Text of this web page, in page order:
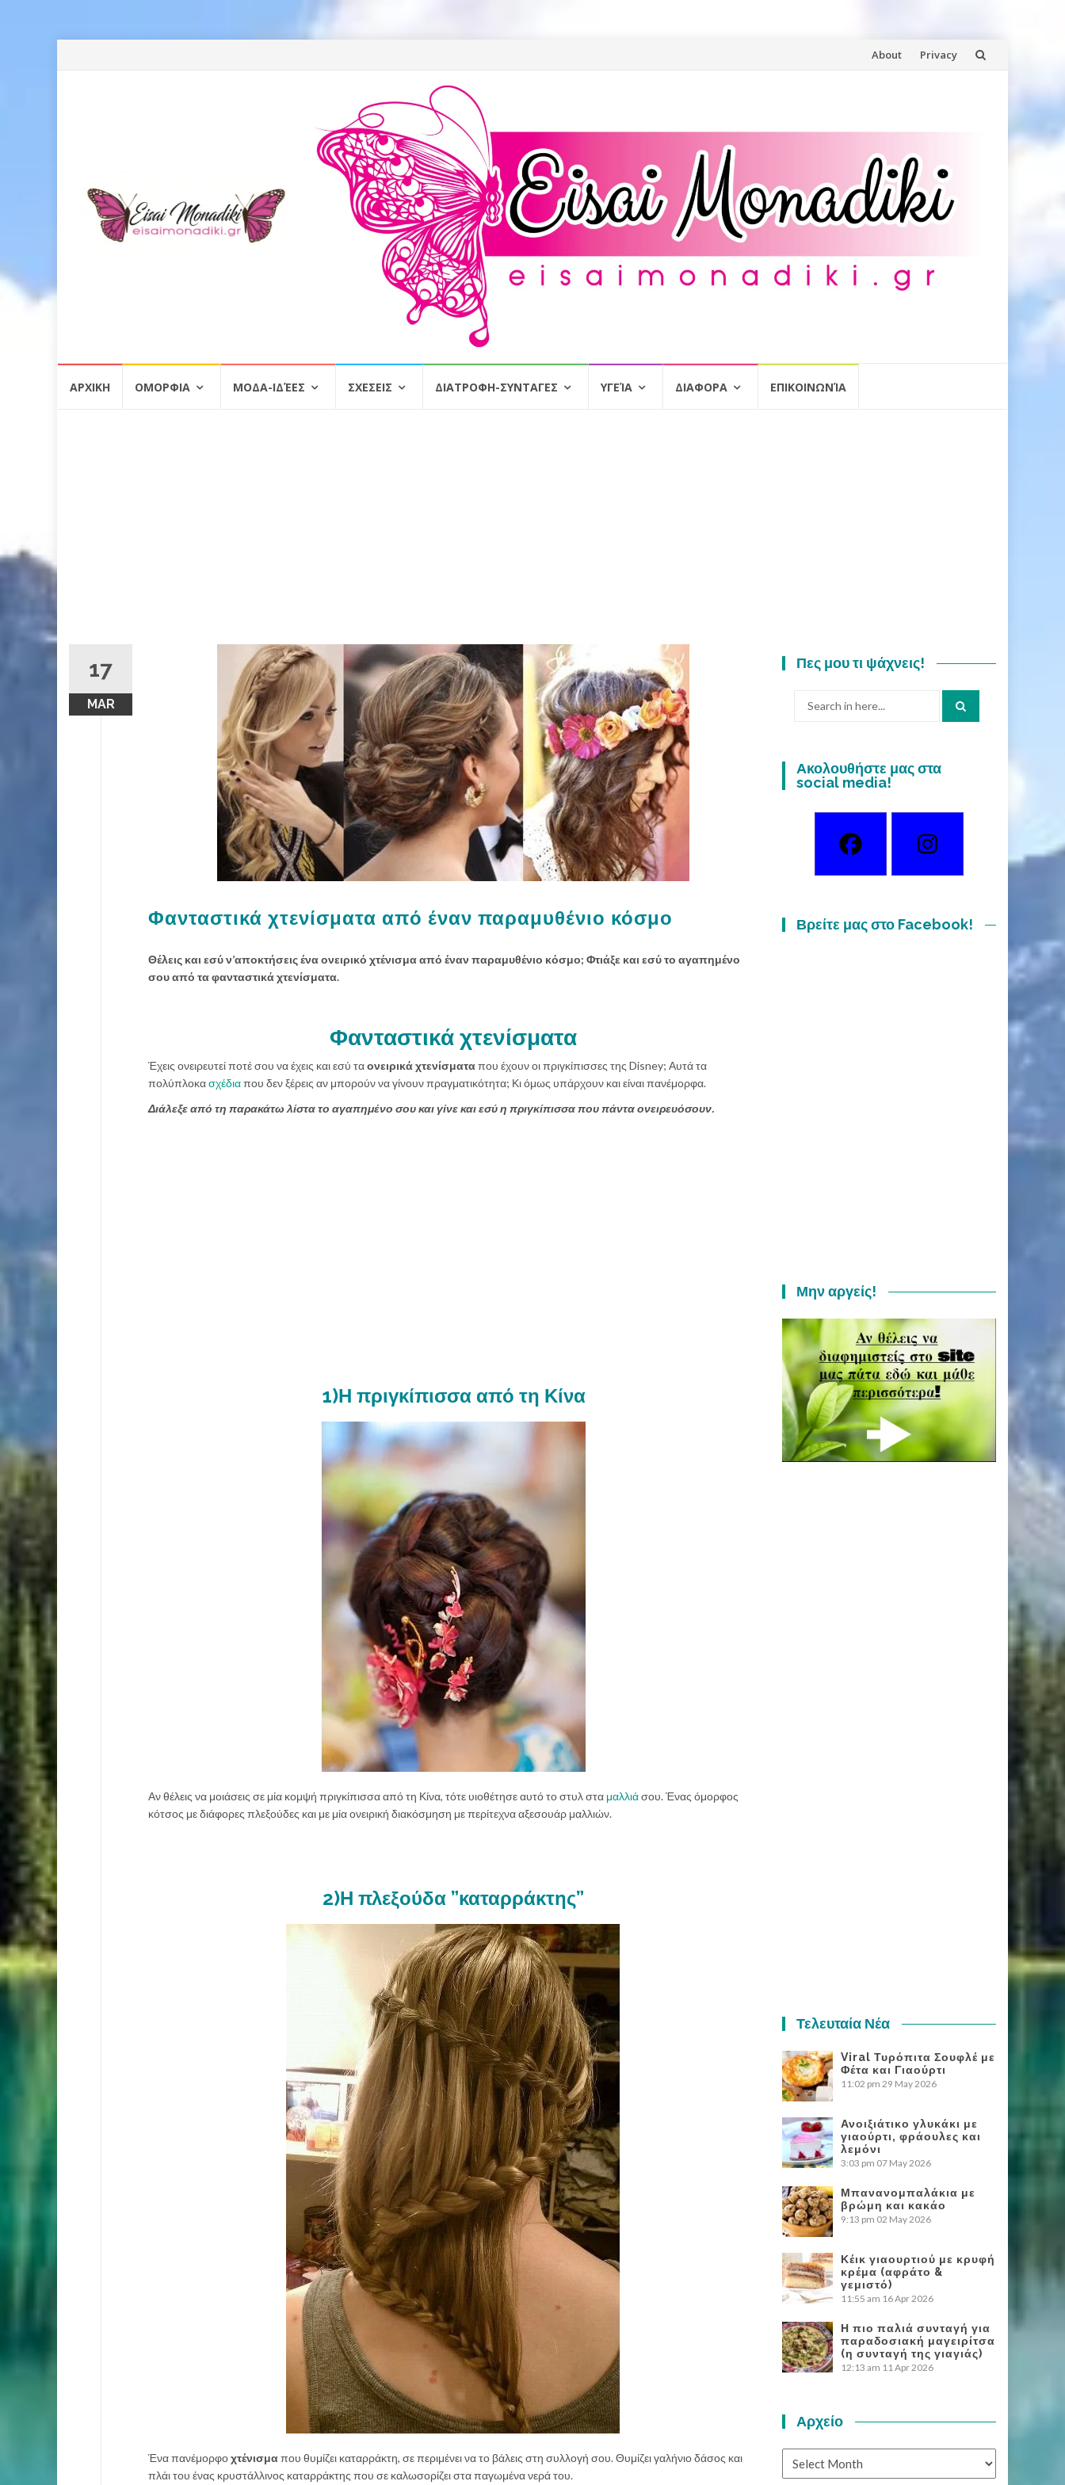
Skip
About Privacy
ΑΡΧΙΚΗ ΟΜΟΡΦΙΑ ΜΟΔΑ-ΙΔΈΕΣ ΣΧΕΣΕΙΣ ΔΙΑΤΡΟΦΗ-ΣΥΝΤΑΓΕΣ ΥΓΕΊΑ ΔΙΑΦΟΡΑ ΕΠΙΚΟΙΝΩΝΊΑ
17
MAR
Φανταστικά χτενίσματα από έναν παραμυθένιο κόσμο
Θέλεις και εσύ ν’αποκτήσεις ένα ονειρικό χτένισμα από έναν παραμυθένιο κόσμο; Φτιάξε και εσύ το αγαπημένο
σου από τα φανταστικά χτενίσματα.
Φανταστικά χτενίσματα
Έχεις ονειρευτεί ποτέ σου να έχεις και εσύ ταονειρικά χτενίσματαπου έχουν οι πριγκίπισσες της Disney; Αυτά τα
πολύπλοκασχέδιαπου δεν ξέρεις αν μπορούν να γίνουν πραγματικότητα; Κι όμως υπάρχουν και είναι πανέμορφα.
Διάλεξε από τη παρακάτω λίστα το αγαπημένο σου και γίνε και εσύ η πριγκίπισσα που πάντα ονειρευόσουν.
1)Η πριγκίπισσα από τη Κίνα
Αν θέλεις να μοιάσεις σε μία κομψή πριγκίπισσα από τη Κίνα, τότε υιοθέτησε αυτό το στυλ στα μαλλιάσου. Ένας όμορφος
κότσος με διάφορες πλεξούδες και με μία ονειρική διακόσμηση με περίτεχνα αξεσουάρ μαλλιών.
2)Η πλεξούδα ”καταρράκτης”
Ένα πανέμορφοχτένισμαπου θυμίζει καταρράκτη, σε περιμένει να το βάλεις στη συλλογή σου. Θυμίζει γαλήνιο δάσος και
πλάι του ένας κρυστάλλινος καταρράκτης που σε καλωσορίζει στα παγωμένα νερά του.
Πες μου τι ψάχνεις!
Ακολουθήστε μας στα
social media!
Βρείτε μας στο Facebook!
Μην αργείς!
Τελευταία Νέα
Viral Τυρόπιτα Σουφλέ με
Φέτα και Γιαούρτι
11:02 pm 29 May 2026
Ανοιξιάτικο γλυκάκι με
γιαούρτι, φράουλες και
λεμόνι
3:03 pm 07 May 2026
Μπανανομπαλάκια με
βρώμη και κακάο
9:13 pm 02 May 2026
Κέικ γιαουρτιού με κρυφή
κρέμα (αφράτο &
γεμιστό)
11:55 am 16 Apr 2026
Η πιο παλιά συνταγή για
παραδοσιακή μαγειρίτσα
(η συνταγή της γιαγιάς)
12:13 am 11 Apr 2026
Αρχείο